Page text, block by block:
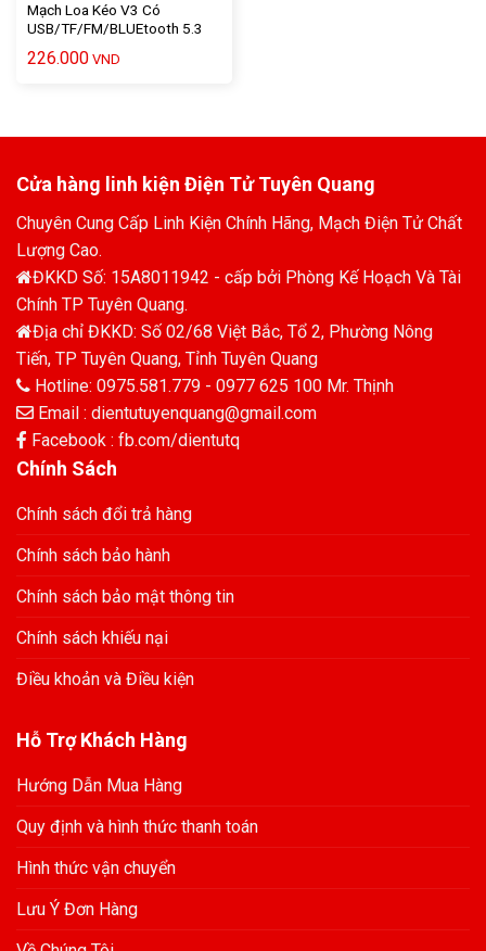
Mạch Loa Kéo V3 Có
USB/TF/FM/BLUEtooth 5.3
NEW MIC-10 – 1 Cái
226.000 VND
Cửa hàng linh kiện Điện Tử Tuyên Quang
Chuyên Cung Cấp Linh Kiện Chính Hãng, Mạch Điện Tử Chất
Lượng Cao.
ĐKKD Số: 15A8011942 - cấp bởi Phòng Kế Hoạch Và Tài
Chính TP Tuyên Quang.
Địa chỉ ĐKKD: Số 02/68 Việt Bắc, Tổ 2, Phường Nông
Tiến, TP Tuyên Quang, Tỉnh Tuyên Quang
Hotline: 0975.581.779 - 0977 625 100 Mr. Thịnh
Email : dientutuyenquang@gmail.com
Facebook : fb.com/dientutq
Chính Sách
Chính sách đổi trả hàng
Chính sách bảo hành
Chính sách bảo mật thông tin
Chính sách khiếu nại
Điều khoản và Điều kiện
Hỗ Trợ Khách Hàng
Hướng Dẫn Mua Hàng
Quy định và hình thức thanh toán
Hình thức vận chuyển
Lưu Ý Đơn Hàng